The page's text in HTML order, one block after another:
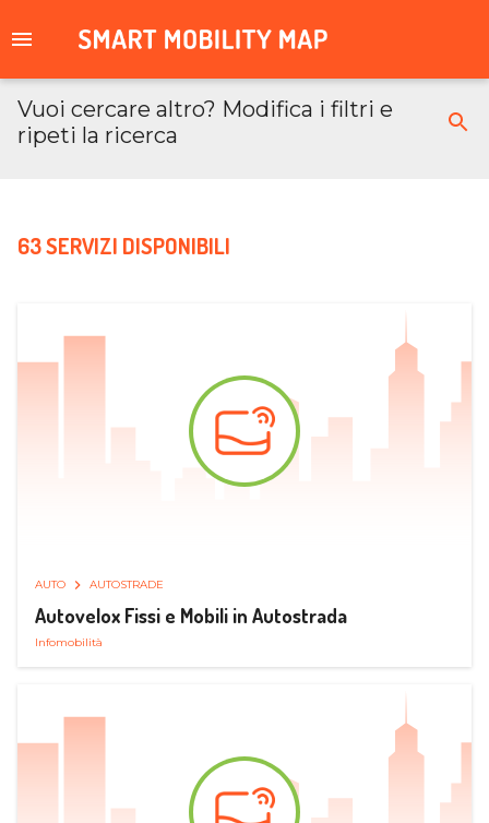
Vuoi cercare altro? Modifica i filtri e
ripeti la ricerca
63 SERVIZI DISPONIBILI
AUTO AUTOSTRADE
Autovelox Fissi e Mobili in Autostrada
Infomobilità